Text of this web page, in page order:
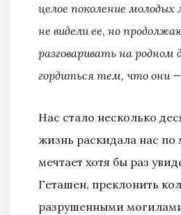
целое поколение молодых
не видели ее, но
разговаривать на родном
гордиться тем, что они
Нас стало несколько
жизнь раскидала нас
мечтает хотя бы раз
Геташен, преклонить
разрушенными